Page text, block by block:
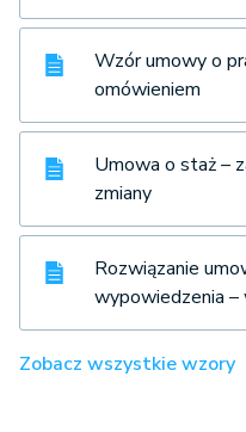
Wzór umowy o
omówieniem
Umowa o staż –
zmiany
Rozwiązanie
wypowiedzenia –
Zobacz wszystkie wzory